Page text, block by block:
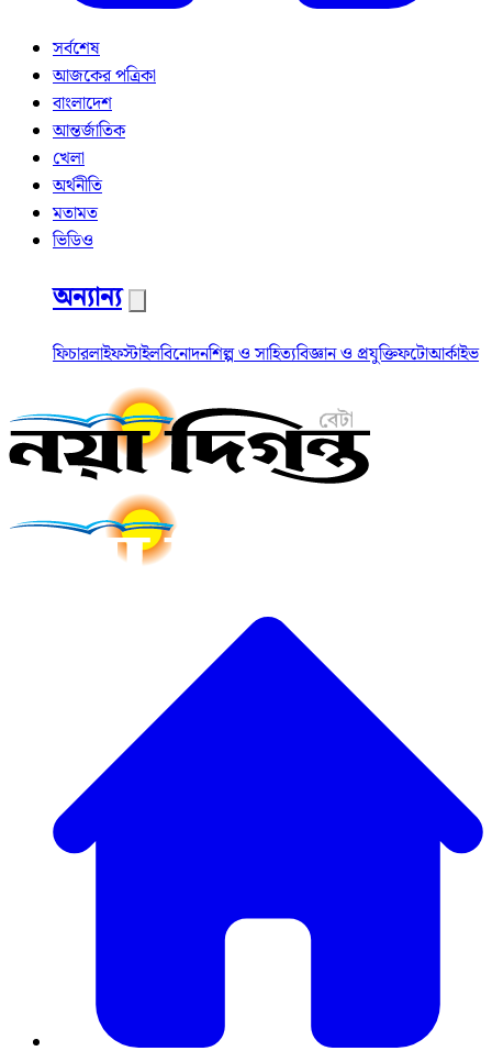
সর্বশেষ
আজকের পত্রিকা
বাংলাদেশ
আন্তর্জাতিক
খেলা
অর্থনীতি
মতামত
ভিডিও
অন্যান্য
ফিচারলাইফস্টাইলবিনোদনশিল্প ও সাহিত্যবিজ্ঞান ও প্রযুক্তিফটোআর্কাইভ